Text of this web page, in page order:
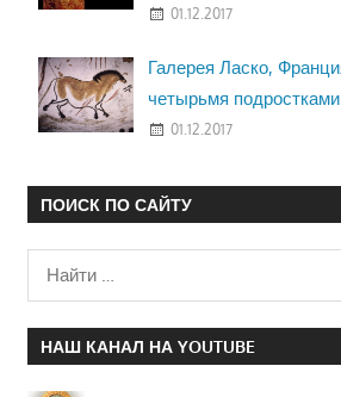
01.12.2017
Галерея Ласко,
четырьмя подростками
01.12.2017
ПОИСК ПО САЙТУ
НАШ КАНАЛ НА YOUTUBE